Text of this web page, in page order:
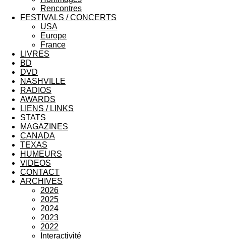
Rencontres
FESTIVALS / CONCERTS
USA
Europe
France
LIVRES
BD
DVD
NASHVILLE
RADIOS
AWARDS
LIENS / LINKS
STATS
MAGAZINES
CANADA
TEXAS
HUMEURS
VIDEOS
CONTACT
ARCHIVES
2026
2025
2024
2023
2022
Interactivité